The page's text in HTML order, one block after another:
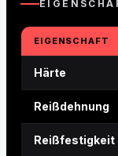
EIGENSCHAFT
Härte
Reißdehnung
Reißfestigkeit